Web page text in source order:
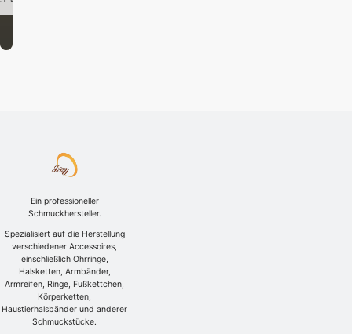
Ein professioneller
Schmuckhersteller.
Spezialisiert auf die Herstellung
verschiedener Accessoires,
einschließlich Ohrringe,
Halsketten, Armbänder,
Armreifen, Ringe, Fußkettchen,
Körperketten,
Haustierhalsbänder und anderer
Schmuckstücke.